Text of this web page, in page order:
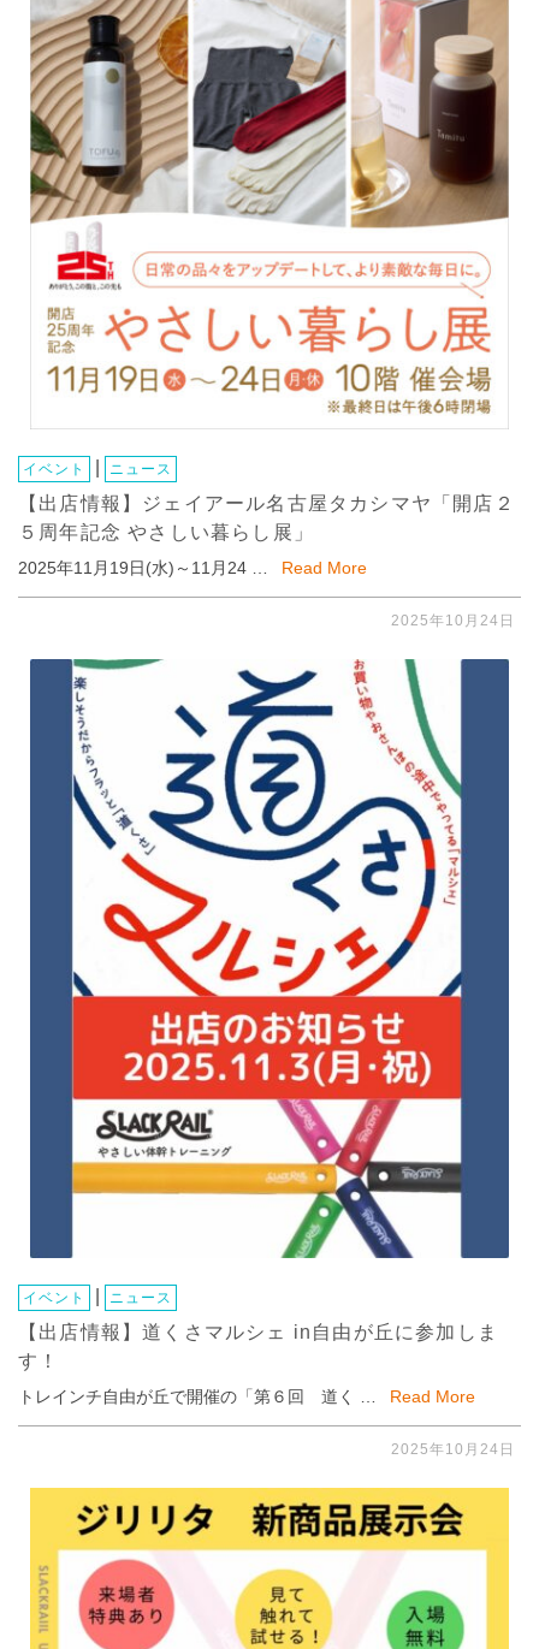
イベント ニュース
【出店情報】ジェイアール名古屋タカシマヤ「開店２
５周年記念 やさしい暮らし展」
2025年11月19日(水)～11月24 … Read More
2025年10月24日
イベント ニュース
【出店情報】道くさマルシェ in自由が丘に参加しま
す！
トレインチ自由が丘で開催の「第６回 道く … Read More
2025年10月24日